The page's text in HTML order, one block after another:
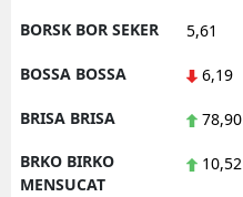
BORSK BOR SEKER 5,61
BOSSA BOSSA 6,19
BRISA BRISA 78,90
BRKO BIRKO
MENSUCAT
10,52